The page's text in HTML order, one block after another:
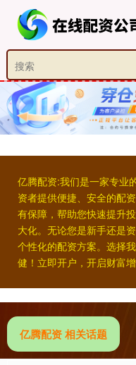
亿腾配资:我们是一家专业
资者提供便捷、安全的配
有保障，帮助您快速提升
大化。无论您是新手还是
个性化的配资方案。选择
健！立即开户，开启财富增
亿腾配资 相关话题